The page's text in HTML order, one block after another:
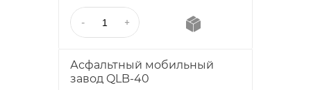
Асфальтный мобильный
завод QLB-40